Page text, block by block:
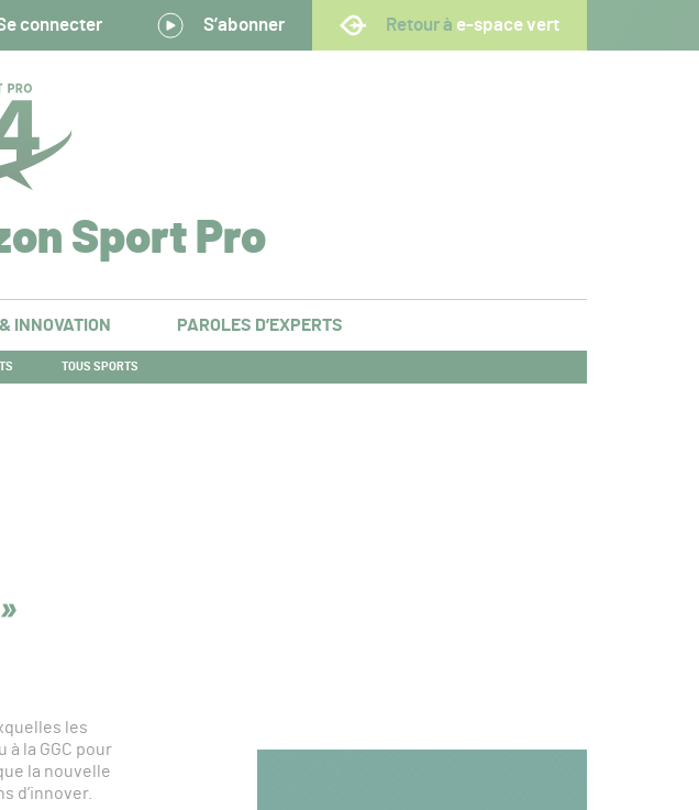
connecter S’abonner Retour à e-space vert
Sport Pro
INNOVATION PAROLES D’EXPERTS
TOUS SPORTS
les
la GGC pour
la nouvelle
d’innover.